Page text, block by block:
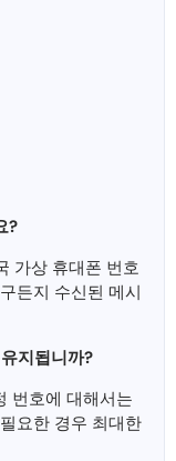
?
가상 휴대폰 번호
든지 수신된 메시
지됩니까?
번호에 대해서는
요한 경우 최대한